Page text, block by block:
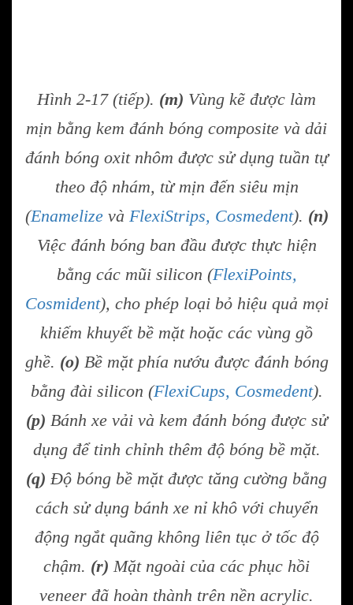
Hình 2-17 (tiếp). (m) Vùng kẽ được làm
mịn bằng kem đánh bóng composite và dải
đánh bóng oxit nhôm được sử dụng tuần tự
theo độ nhám, từ mịn đến siêu mịn
(Enamelizevà FlexiStrips, Cosmedent). (n)
Việc đánh bóng ban đầu được thực hiện
bằng các mũi silicon (FlexiPoints,
Cosmident), cho phép loại bỏ hiệu quả mọi
khiếm khuyết bề mặt hoặc các vùng gồ
ghề. (o) Bề mặt phía nướu được đánh bóng
bằng đài silicon (FlexiCups, Cosmedent).
(p) Bánh xe vải và kem đánh bóng được sử
dụng để tinh chỉnh thêm độ bóng bề mặt.
(q) Độ bóng bề mặt được tăng cường bằng
cách sử dụng bánh xe nỉ khô với chuyển
động ngắt quãng không liên tục ở tốc độ
chậm. (r) Mặt ngoài của các phục hồi
veneer đã hoàn thành trên nền acrylic.